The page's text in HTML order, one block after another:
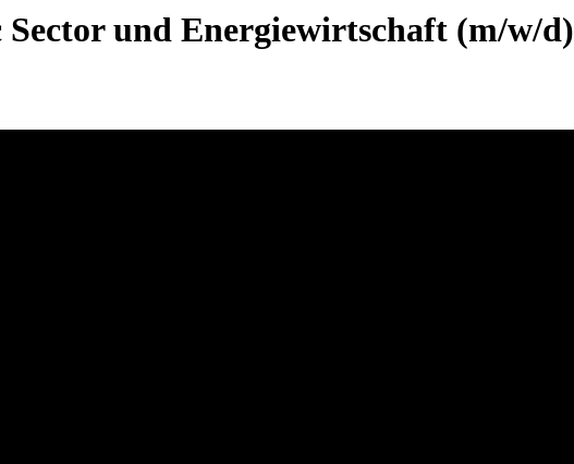
und Energiewirtschaft (m/w/d)